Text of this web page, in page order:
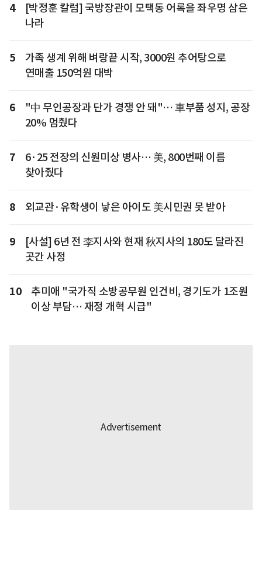
4
[박정훈 칼럼] 국방장관이 모택동 어록을 좌우명 삼은
나라
5
가족 생계 위해 벼랑끝 시작, 3000원 추어탕으로
연매출 150억원 대박
6
"中 무인공장과 단가 경쟁 안 돼"… 車부품 성지, 공장
20% 멈췄다
7
6·25 전장의 신원미상 병사… 美, 800번째 이름
찾아줬다
8 외교관·유학생이 낳은 아이도 美시민권 못 받아
9
[사설] 6년 전 李지사와 현재 秋지사의 180도 달라진
곳간 사정
10
추미애 "국가직 소방공무원 인건비, 경기도가 1조원
이상 부담… 재정 개혁 시급"